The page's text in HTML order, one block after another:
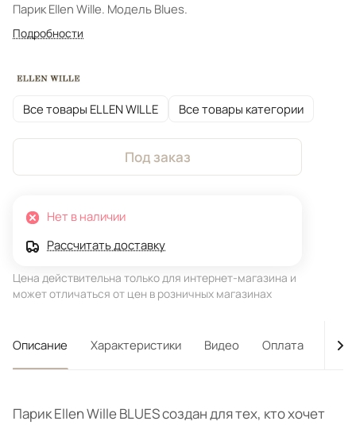
Парик Ellen Wille. Модель Blues.
Подробности
Все товары ELLEN WILLE Все товары категории
Под заказ
Нет в наличии
Рассчитать доставку
Цена действительна только для интернет-магазина и
может отличаться от цен в розничных магазинах
Описание Характеристики Видео Оплата
Парик Ellen Wille BLUES создан для тех, кто хочет